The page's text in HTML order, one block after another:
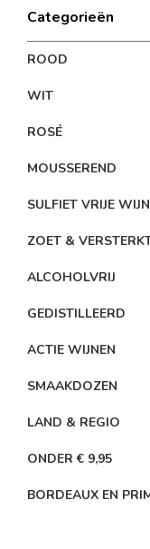
Categorieën
ROOD
WIT
ROSÉ
MOUSSEREND
SULFIET VRIJE
ZOET &
ALCOHOLVRIJ
GEDISTILLEERD
ACTIE WIJNEN
SMAAKDOZEN
LAND & REGIO
ONDER € 9,95
BORDEAUX EN